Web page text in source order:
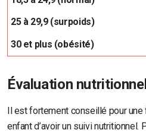
25 à 29,9 (surpoids)
30 et plus (obésité)
Évaluation
Il est fortement conseillé pour une
enfant d’avoir un suivi nutritionnel.